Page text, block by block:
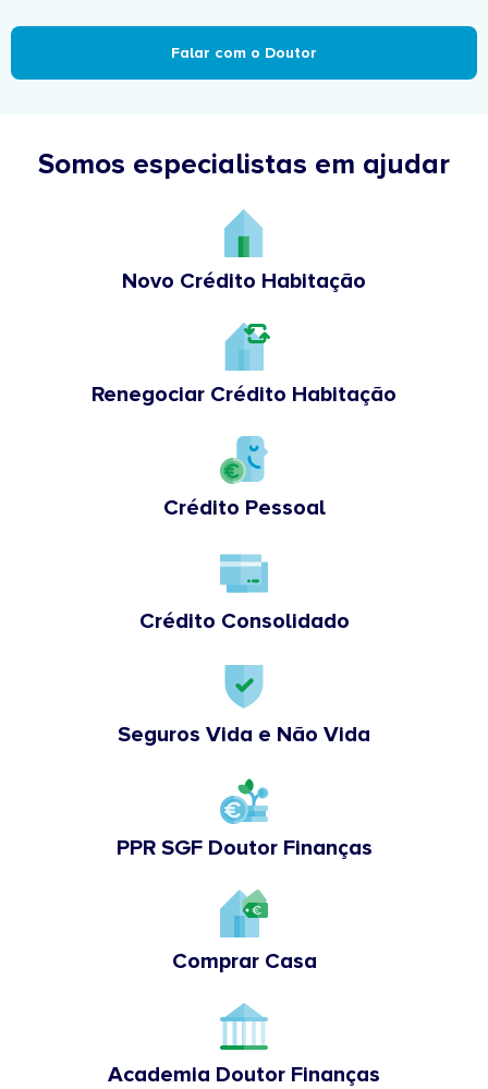
Falar com o Doutor
Somos especialistas em ajudar
Novo Crédito Habitação
Renegociar Crédito Habitação
Crédito Pessoal
Crédito Consolidado
Seguros Vida e Não Vida
PPR SGF Doutor Finanças
Comprar Casa
Academia Doutor Finanças